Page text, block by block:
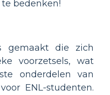
bedenken!
gemaakt die zich
voorzetsels, wat
onderdelen van
ENL-studenten.